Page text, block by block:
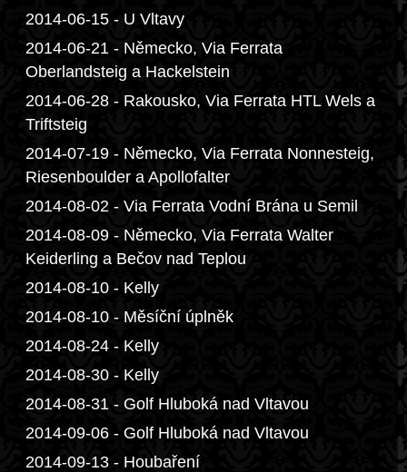
2014-06-15 - U Vltavy
2014-06-21 - Německo, Via Ferrata
Oberlandsteig a Hackelstein
2014-06-28 - Rakousko, Via Ferrata HTL Wels a
Triftsteig
2014-07-19 - Německo, Via Ferrata Nonnesteig,
Riesenboulder a Apollofalter
2014-08-02 - Via Ferrata Vodní Brána u Semil
2014-08-09 - Německo, Via Ferrata Walter
Keiderling a Bečov nad Teplou
2014-08-10 - Kelly
2014-08-10 - Měsíční úplněk
2014-08-24 - Kelly
2014-08-30 - Kelly
2014-08-31 - Golf Hluboká nad Vltavou
2014-09-06 - Golf Hluboká nad Vltavou
2014-09-13 - Houbaření